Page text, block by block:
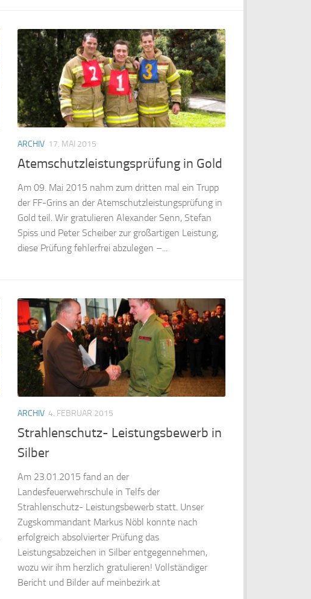
ARCHIV 17. MAI 2015
Atemschutzleistungsprüfung in Gold
Am 09. Mai 2015 nahm zum dritten mal ein Trupp
der FF-Grins an der Atemschutzleistungsprüfung in
Gold teil. Wir gratulieren Alexander Senn, Stefan
Spiss und Peter Scheiber zur großartigen Leistung,
diese Prüfung fehlerfrei abzulegen –...
ARCHIV 4. FEBRUAR 2015
Strahlenschutz- Leistungsbewerb in
Silber
Am 23.01.2015 fand an der
Landesfeuerwehrschule in Telfs der
Strahlenschutz- Leistungsbewerb statt. Unser
Zugskommandant Markus Nöbl konnte nach
erfolgreich absolvierter Prüfung das
Leistungsabzeichen in Silber entgegennehmen,
wozu wir ihm herzlich gratulieren! Vollständiger
Bericht und Bilder auf meinbezirk.at